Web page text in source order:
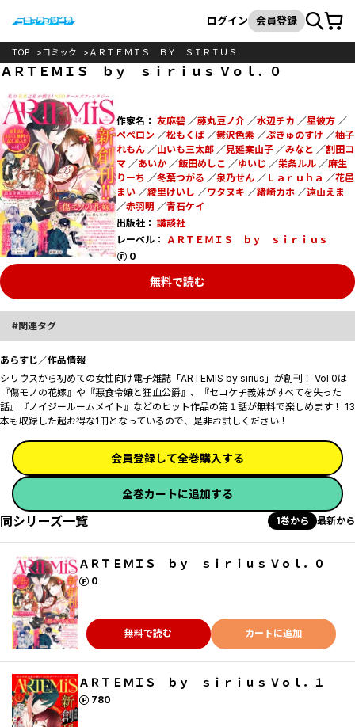
検索
ログイン 会員登録カート
TOP コミック ＡＲＴＥＭＩＳ ＢＹ ＳＩＲＩＵＳ
ＡＲＴＥＭＩＳ ｂｙ ｓｉｒｉｕｓ Ｖｏｌ．０
作家名： 友麻碧 ／藤丸豆ノ介／水辺チカ ／星彼方／
ペペロン／松もくば／鬱沢色素／ぷきゅのすけ ／柚子
れもん／山いも三太郎／見延案山子／みなと ／割田コ
マ／あいか／飯田めしこ ／ゆいじ ／栄条ルル／麻生
りーち ／冬葉つがる ／泉乃せん／Ｌａｒｕｈａ ／花邑
まい／綾里けいし ／ワタヌキ ／緒崎カホ／遠山えま
／赤羽明 ／青石ケイ
出版社： 講談社
レーベル：
ＡＲＴＥＭＩＳ ｂｙ ｓｉｒｉｕｓ
0
ポイント
無料で読む
関連タグ
あらすじ／作品情報
シリウスから初めての女性向け電子雑誌「ARTEMIS by sirius」が創刊！ Vol.0は
『傷モノの花嫁』や『悪食令嬢と狂血公爵』、『セコケチ義妹がすべてを失った
話』『ノイジールームメイト』などのヒット作品の第１話が無料で楽しめます！ 13
本も収録した超お得な1冊となっているので、是非お試しください！
会員登録して全巻購入する
全巻カートに追加する
同シリーズ一覧 1巻から 最新から
ＡＲＴＥＭＩＳ ｂｙ ｓｉｒｉｕｓ Ｖｏｌ．０
0
ポイント
無料で読む カートに追加
ＡＲＴＥＭＩＳ ｂｙ ｓｉｒｉｕｓ Ｖｏｌ．１
780
ポイント